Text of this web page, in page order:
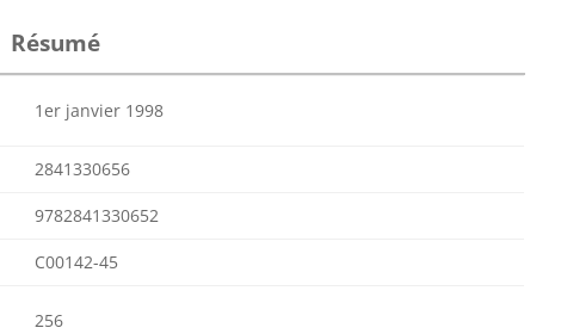
Résumé
1er janvier 1998
2841330656
9782841330652
C00142-45
256